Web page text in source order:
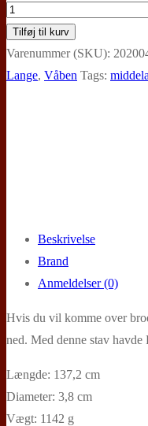
Cold
Steel,
Træningsstav
antal
Tilføj til kurv
Varenummer (SKU):
Lange, Våben Tags:
Beskrivelse
Brand
Anmeldelser (0)
Hvis du vil komme over
ned. Med denne stav
Længde: 137,2 cm
Diameter: 3,8 cm
Vægt: 1142 g